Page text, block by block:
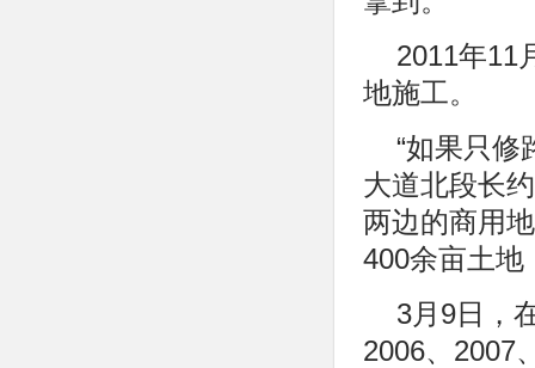
2011年11
地施工。
“如果只修
大道北段长
两边的商用
400余亩土地
3月9日，
2006、2007